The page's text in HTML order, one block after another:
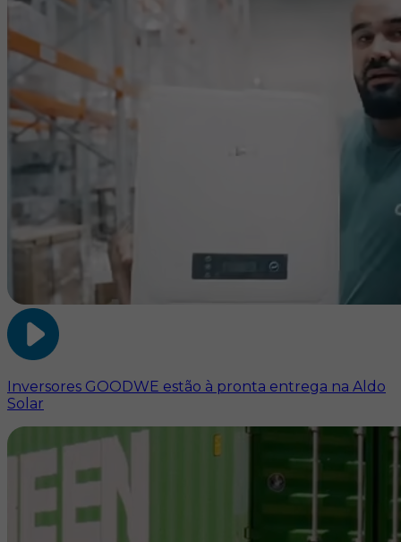
Inversores GOODWE estão à pronta entrega na Aldo
Solar